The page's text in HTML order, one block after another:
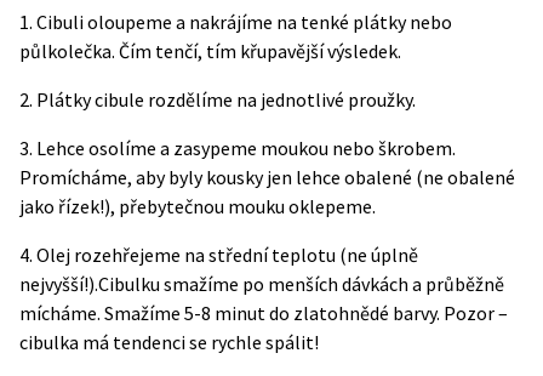
1. Cibuli oloupeme a nakrájíme na tenké plátky nebo
půlkolečka. Čím tenčí, tím křupavější výsledek.
2. Plátky cibule rozdělíme na jednotlivé proužky.
3. Lehce osolíme a zasypeme moukou nebo škrobem.
Promícháme, aby byly kousky jen lehce obalené (ne obalené
jako řízek!), přebytečnou mouku oklepeme.
4. Olej rozehřejeme na střední teplotu (ne úplně
nejvyšší!).Cibulku smažíme po menších dávkách a průběžně
mícháme. Smažíme 5-8 minut do zlatohnědé barvy. Pozor –
cibulka má tendenci se rychle spálit!